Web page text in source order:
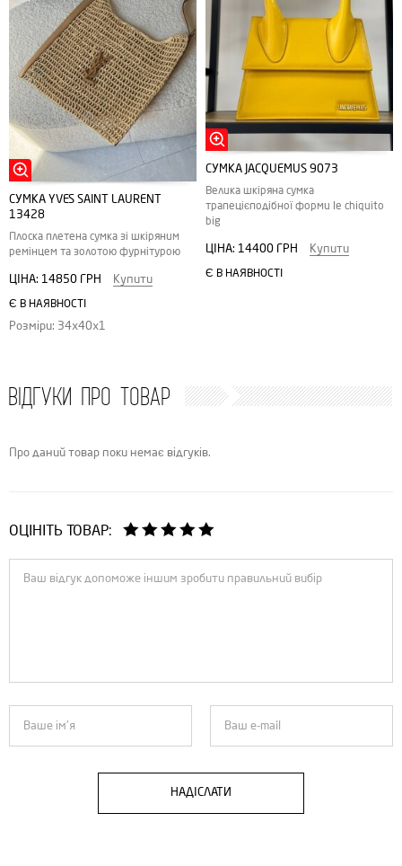
СУМКА YVES SAINT LAURENT
13428
Плоска плетена сумка зі шкіряним
ремінцем та золотою фурнітурою
ЦІНА: 14850 ГРН Купити
Є В НАЯВНОСТІ
Розміри: 34х40х1
СУМКА JACQUEMUS 9073
Велика шкіряна сумка
трапецієподібної форми le chiquito
big
ЦІНА: 14400 ГРН Купити
Є В НАЯВНОСТІ
ВІДГУКИ ПРО ТОВАР
Про даний товар поки немає відгуків.
ОЦІНІТЬ ТОВАР:
НАДІСЛАТИ